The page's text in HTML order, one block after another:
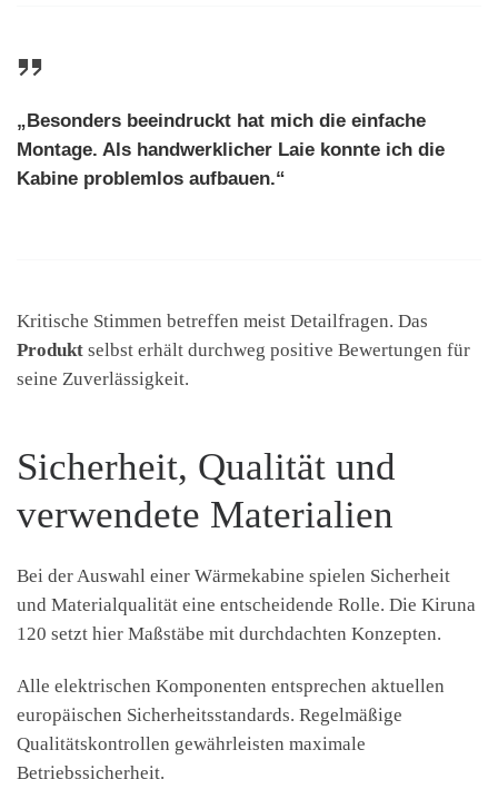
„Besonders beeindruckt hat mich die einfache
Montage. Als handwerklicher Laie konnte ich die
Kabine problemlos aufbauen.“
Kritische Stimmen betreffen meist Detailfragen. Das
Produkt selbst erhält durchweg positive Bewertungen für
seine Zuverlässigkeit.
Sicherheit, Qualität und
verwendete Materialien
Bei der Auswahl einer Wärmekabine spielen Sicherheit
und Materialqualität eine entscheidende Rolle. Die Kiruna
120 setzt hier Maßstäbe mit durchdachten Konzepten.
Alle elektrischen Komponenten entsprechen aktuellen
europäischen Sicherheitsstandards. Regelmäßige
Qualitätskontrollen gewährleisten maximale
Betriebssicherheit.